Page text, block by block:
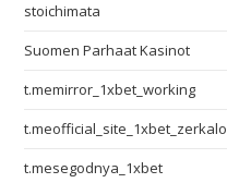
stoichimata
Suomen Parhaat Kasinot
t.memirror_1xbet_working
t.meofficial_site_1xbet_zerkalo
t.mesegodnya_1xbet